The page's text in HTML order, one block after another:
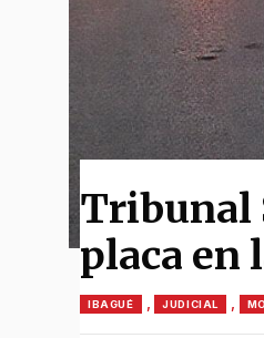
Tribunal
placa
IBAGUÉ JUDICIAL